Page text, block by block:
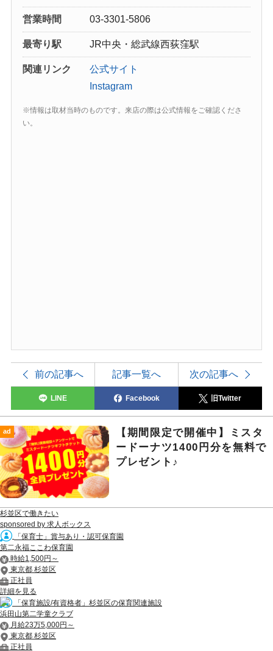
営業時間 03-3301-5806
最寄り駅 JR中央・総武線西荻窪駅
関連リンク
公式サイト
Instagram
※情報は取材当時のものです。来店の際は公式情報をご確認くださ
い。
前の記事へ 記事一覧へ 次の記事へ
LINE Facebook 旧Twitter
ad
【期間限定で開催中】ミスタ
ードーナツ1400円分を無料で
プレゼント♪
杉並区で働きたい
sponsored by 求人ボックス
「保育士」賞与あり・認可保育園
第二永福ここわ保育園
時給1,500円～
東京都 杉並区
正社員
詳細を見る
「保育施設/有資格者」杉並区の保育関連施設
浜田山第二学童クラブ
月給23万5,000円～
東京都 杉並区
正社員